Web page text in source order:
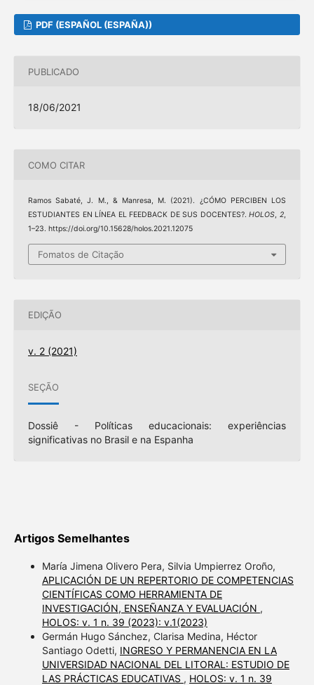
PDF (ESPAÑOL (ESPAÑA))
PUBLICADO
18/06/2021
COMO CITAR
Ramos Sabaté, J. M., & Manresa, M. (2021). ¿CÓMO PERCIBEN LOS
ESTUDIANTES EN LÍNEA EL FEEDBACK DE SUS DOCENTES?.HOLOS,2,
1–23. https://doi.org/10.15628/holos.2021.12075
Fomatos de Citação
EDIÇÃO
v. 2 (2021)
SEÇÃO
Dossiê - Políticas educacionais: experiências
significativas no Brasil e na Espanha
Artigos Semelhantes
María Jimena Olivero Pera, Silvia Umpierrez Oroño,
APLICACIÓN DE UN REPERTORIO DE COMPETENCIAS
CIENTÍFICAS COMO HERRAMIENTA DE
INVESTIGACIÓN, ENSEÑANZA Y EVALUACIÓN ,
HOLOS: v. 1 n. 39 (2023): v.1(2023)
Germán Hugo Sánchez, Clarisa Medina, Héctor
Santiago Odetti, INGRESO Y PERMANENCIA EN LA
UNIVERSIDAD NACIONAL DEL LITORAL: ESTUDIO DE
LAS PRÁCTICAS EDUCATIVAS , HOLOS: v. 1 n. 39